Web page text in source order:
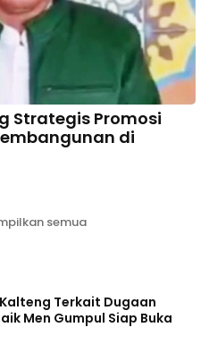
Strategis Promosi
di
semua
Terkait Dugaan
Men Gumpul Siap Buka